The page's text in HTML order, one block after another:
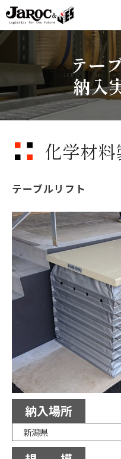
製品情報
企業情報
カタログダウンロード
ジャロックコラム
採用情報
オンラインショップ
テー
納入
化学材
テーブルリフト
納入場所
新潟県